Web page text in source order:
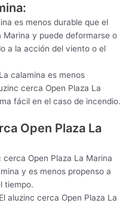
es menos durable que el
Marina y puede deformarse o
a la acción del viento o el
calamina es menos
cerca Open Plaza La
fácil en el caso de incendio.
Open Plaza La
Open Plaza La Marina
y es menos propenso a
tiempo.
aluzinc cerca Open Plaza La